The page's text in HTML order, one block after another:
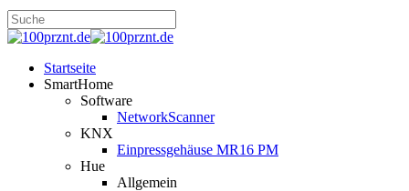
Startseite
SmartHome
Software
NetworkScanner
KNX
Einpressgehäuse MR16 PM
Hue
Allgemein